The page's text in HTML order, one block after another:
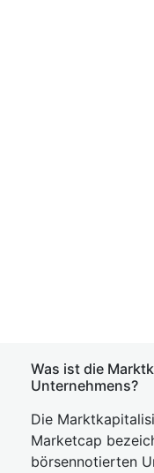
Was ist die
Unternehmens?
Die
Marketcap
börsennotierten